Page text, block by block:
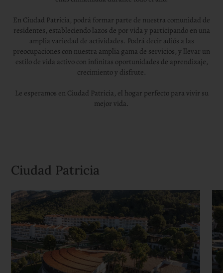
En Ciudad Patricia, podrá formar parte de nuestra comunidad de
residentes, estableciendo lazos de por vida y participando en una
amplia variedad de actividades. Podrá decir adiós a las
preocupaciones con nuestra amplia gama de servicios, y llevar un
estilo de vida activo con infinitas oportunidades de aprendizaje,
crecimiento y disfrute.
Le esperamos en Ciudad Patricia, el hogar perfecto para vivir su
mejor vida.
Ciudad Patricia